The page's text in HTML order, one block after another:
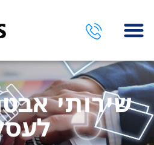
שירותי